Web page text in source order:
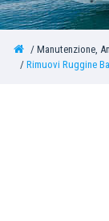
Manutenzione,
Rimuovi Ruggine